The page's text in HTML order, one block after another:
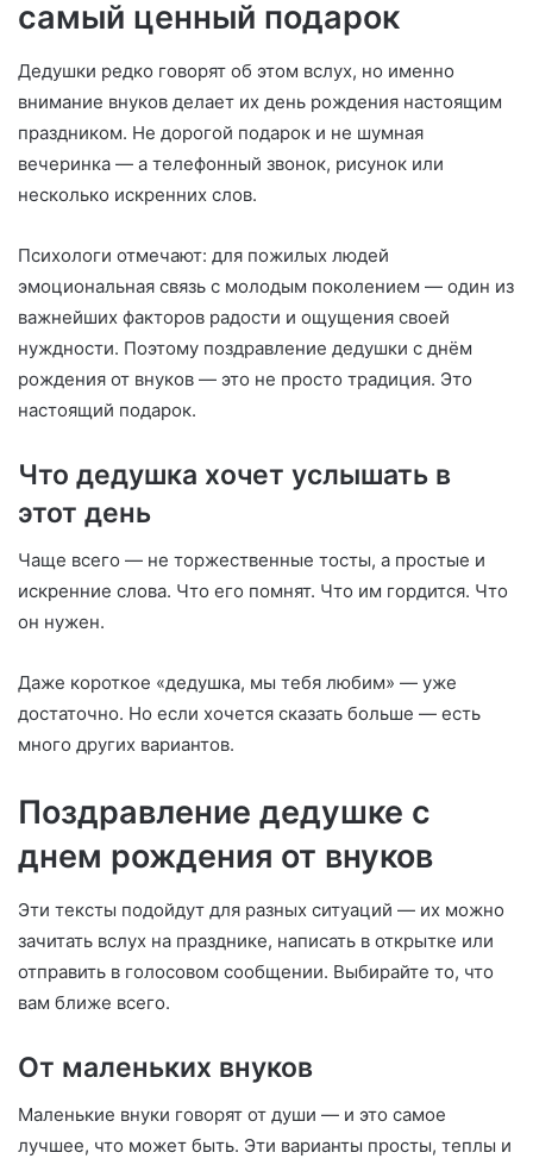
самый ценный подарок
Дедушки редко говорят об этом вслух, но именно
внимание внуков делает их день рождения настоящим
праздником. Не дорогой подарок и не шумная
вечеринка — а телефонный звонок, рисунок или
несколько искренних слов.
Психологи отмечают: для пожилых людей
эмоциональная связь с молодым поколением — один из
важнейших факторов радости и ощущения своей
нуждности. Поэтому поздравление дедушки с днём
рождения от внуков — это не просто традиция. Это
настоящий подарок.
Что дедушка хочет услышать в
этот день
Чаще всего — не торжественные тосты, а простые и
искренние слова. Что его помнят. Что им гордится. Что
он нужен.
Даже короткое «дедушка, мы тебя любим» — уже
достаточно. Но если хочется сказать больше — есть
много других вариантов.
Поздравление дедушке с
днем рождения от внуков
Эти тексты подойдут для разных ситуаций — их можно
зачитать вслух на празднике, написать в открытке или
отправить в голосовом сообщении. Выбирайте то, что
вам ближе всего.
От маленьких внуков
Маленькие внуки говорят от души — и это самое
лучшее, что может быть. Эти варианты просты, теплы и